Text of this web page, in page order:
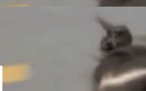
内核...
迈入新的发
为“AI版维基百
理状态。 Groki
工智能生成内
的 Bean、写 R
、